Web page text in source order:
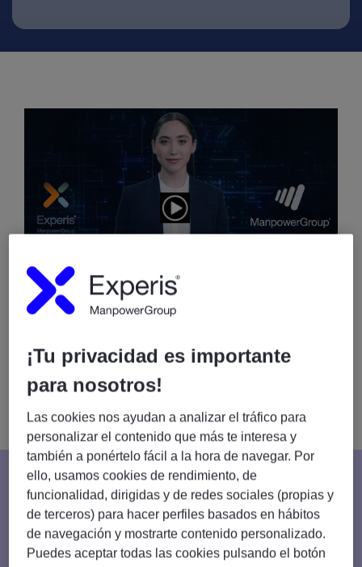
Experis, la consultora IT de
ManpowerGroup
Líder mundial de proyectos tecnológicos, ofrecemos
servicios “extremo a extremo” para habilitar la
transformación digital, acelerando así la cadena de valor.
AUTOMATIZA TUS PROCESOS
Hiperautomatización para empresas con RPA, IDP y Agentes
de IA: más eficiencia, menos costes.
¡Tu privacidad es importante
para nosotros!
Las cookies nos ayudan a analizar el tráfico para
personalizar el contenido que más te interesa y
también a ponértelo fácil a la hora de navegar. Por
ello, usamos cookies de rendimiento, de
funcionalidad, dirigidas y de redes sociales (propias y
de terceros) para hacer perfiles basados en hábitos
de navegación y mostrarte contenido personalizado.
Puedes aceptar todas las cookies pulsando el botón